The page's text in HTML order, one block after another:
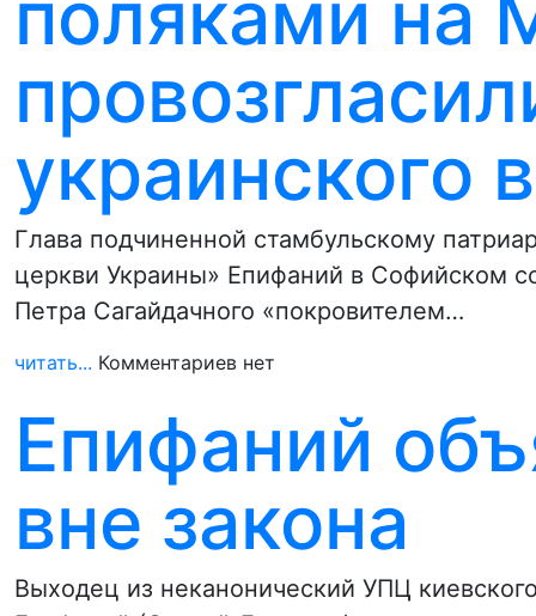
украинского
Глава подчиненной стамбульскому
церкви Украины» Епифаний в Софийском
Петра Сагайдачного «покровителем…
читать... Комментариев нет
Епифаний
вне закона
Выходец из неканонический УПЦ